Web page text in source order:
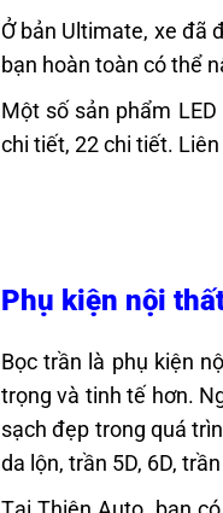
Ở bản Ultimate, xe đã
bạn hoàn toàn có thể
Một số sản phẩm
chi tiết, 22 chi tiết.
Phụ kiện nội
Bọc trần là phụ kiện
trọng và tinh tế hơn.
sạch đẹp trong quá
da lộn, trần 5D, 6D,